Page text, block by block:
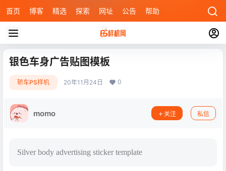
首页 博客 精选 探索 网址 公告 帮助
银色车身广告贴图模板
轿车PS样机 20年11月24日 0
momo 关注 私信
Silver body advertising sticker template